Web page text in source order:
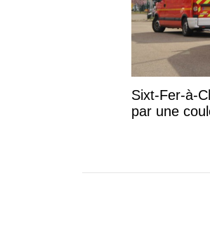
Sixt-Fer-à-
par une